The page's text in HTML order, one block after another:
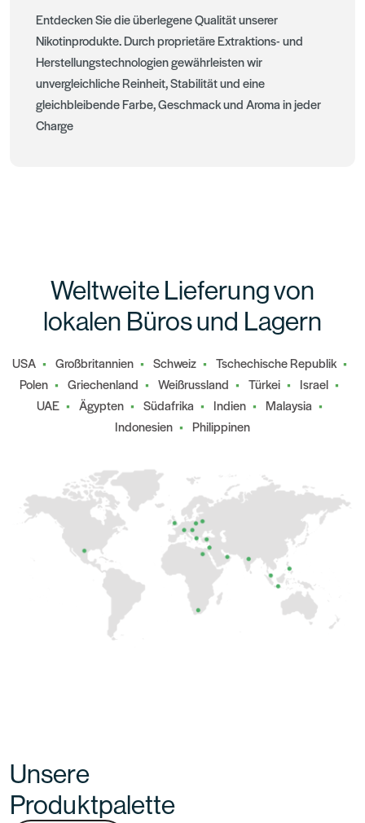
Entdecken Sie die überlegene Qualität unserer
Nikotinprodukte. Durch proprietäre Extraktions- und
Herstellungstechnologien gewährleisten wir
unvergleichliche Reinheit, Stabilität und eine
gleichbleibende Farbe, Geschmack und Aroma in jeder
Charge
Weltweite Lieferung von
lokalen Büros und Lagern
USA Großbritannien Schweiz
Tschechische Republik
Polen
Griechenland Weißrussland Türkei
Israel
UAE
Ägypten Südafrika Indien
Malaysia
Indonesien
Philippinen
Unsere
Produktpalette